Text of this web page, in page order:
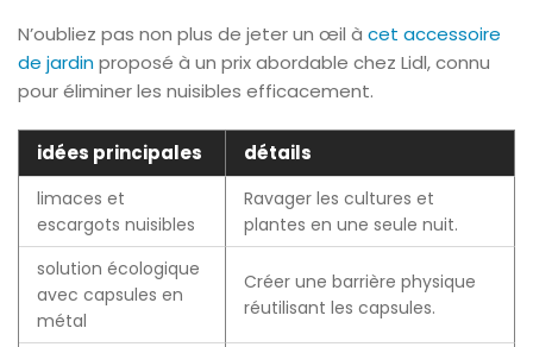
N’oubliez pas non plus de jeter un œil à cet accessoire
de jardinproposé à un prix abordable chez Lidl, connu
pour éliminer les nuisibles efficacement.
idées principales détails
limaces et
escargots nuisibles
Ravager les cultures et
plantes en une seule nuit.
solution écologique
avec capsules en
métal
Créer une barrière physique
réutilisant les capsules.